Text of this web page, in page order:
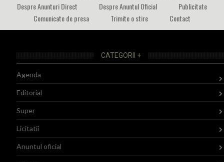
Despre Anunturi Direct
Despre Anuntul Oficial
Publicitate
Comunicate de presa
Trimite o stire Contact
CATEGORII +
Agenda
Editorial
Super
Licitatii
Anuntul oficial